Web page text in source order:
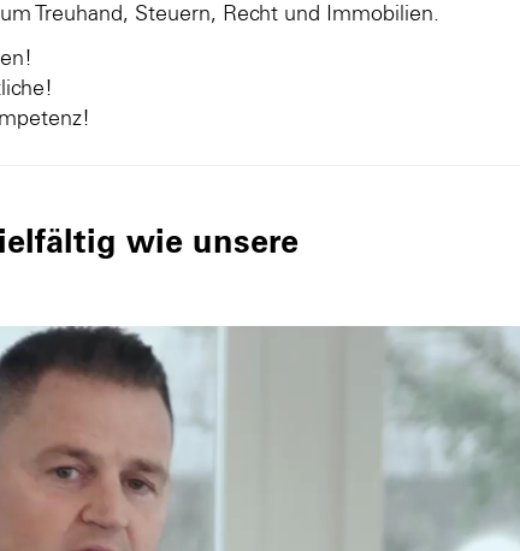
Treuhand, Steuern, Recht und Immobilien.
wie unsere